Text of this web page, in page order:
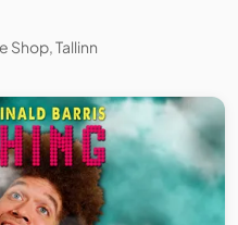
Shop, Tallinn